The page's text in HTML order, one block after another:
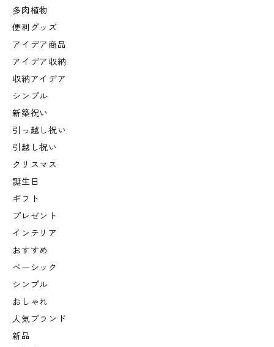
多肉植物
便利グッズ
アイデア商品
アイデア収納
収納アイデア
シンプル
新築祝い
引っ越し祝い
引越し祝い
クリスマス
誕生日
ギフト
プレゼント
インテリア
おすすめ
ベーシック
シンプル
おしゃれ
人気ブランド
新品